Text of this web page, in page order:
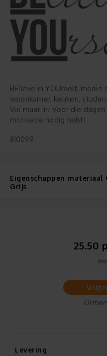
BElieve in YOUrself,
woonkamer, keuken,
Vul maar in! Voor die
motivatie nodig hebt!
810099
Eigenschappen
Grijs
25.50
Levering